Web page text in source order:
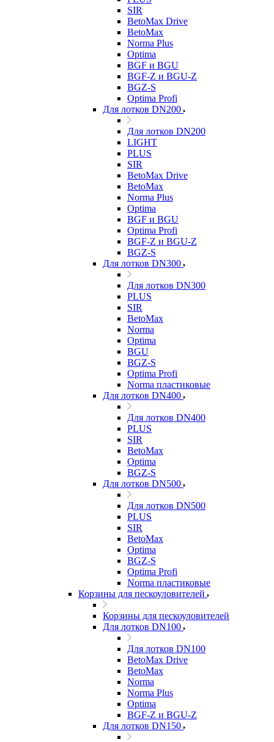
SIR
BetoMax Drive
BetoMax
Norma Plus
Optima
BGF и BGU
BGF-Z и BGU-Z
BGZ-S
Optima Profi
Для лотков DN200
Для лотков DN200
LIGHT
PLUS
SIR
BetoMax Drive
BetoMax
Norma Plus
Optima
BGF и BGU
Optima Profi
BGF-Z и BGU-Z
BGZ-S
Для лотков DN300
Для лотков DN300
PLUS
SIR
BetoMax
Norma
Optima
BGU
BGZ-S
Optima Profi
Norma пластиковые
Для лотков DN400
Для лотков DN400
PLUS
SIR
BetoMax
Optima
BGZ-S
Для лотков DN500
Для лотков DN500
PLUS
SIR
BetoMax
Optima
BGZ-S
Optima Profi
Norma пластиковые
Корзины для пескоуловителей
Корзины для пескоуловителей
Для лотков DN100
Для лотков DN100
BetoMax Drive
BetoMax
Norma
Norma Plus
Optima
BGF-Z и BGU-Z
Для лотков DN150